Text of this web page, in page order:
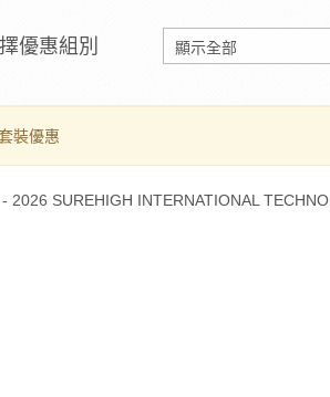
優惠組別
裝優惠
2026 SUREHIGH INTERNATIONAL